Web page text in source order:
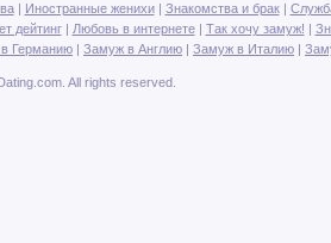
| Иностранные женихи| Знакомства и брак|
дейтинг| Любовь в интернете| Так хочу замуж! |
Германию | Замуж в Англию | Замуж в Италию |
All rights reserved.